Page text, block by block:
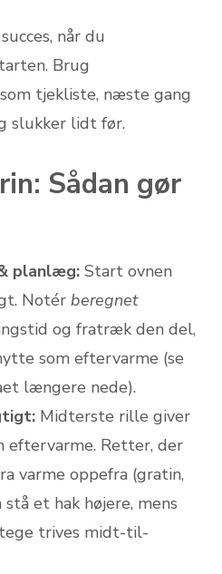
når du
Brug
tjekliste, næste gang
slukker lidt før.
Sådan gør
planlæg: Start ovnen
Notér beregnet
og fratræk den del,
som eftervarme (se
længere nede).
Midterste rille giver
eftervarme. Retter, der
varme oppefra (gratin,
stå et hak højere, mens
trives midt-til-